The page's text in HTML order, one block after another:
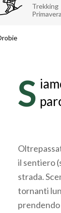
Trekking
S
il sentiero
strada.
tornanti